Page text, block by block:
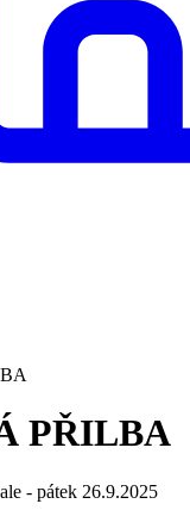
PŘILBA
- pátek 26.9.2025